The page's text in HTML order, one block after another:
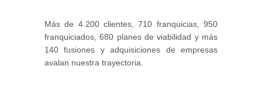
Más de 4.200 clientes, 710 franquicias, 950
franquiciados, 680 planes de viabilidad y más
140 fusiones y adquisiciones de empresas
avalan nuestra trayectoria.